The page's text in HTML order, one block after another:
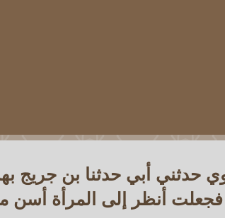
حدثني أبي حدثنا بن جريج
فجعلت أنظر إلى المرأة أسن